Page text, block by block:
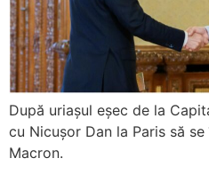
După uriașul eșec de la
cu Nicușor Dan la Paris să
Macron.